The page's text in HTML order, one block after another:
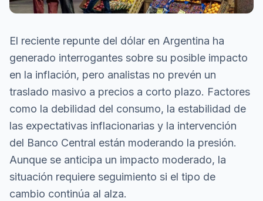
El reciente repunte del dólar en Argentina ha
generado interrogantes sobre su posible impacto
en la inflación, pero analistas no prevén un
traslado masivo a precios a corto plazo. Factores
como la debilidad del consumo, la estabilidad de
las expectativas inflacionarias y la intervención
del Banco Central están moderando la presión.
Aunque se anticipa un impacto moderado, la
situación requiere seguimiento si el tipo de
cambio continúa al alza.